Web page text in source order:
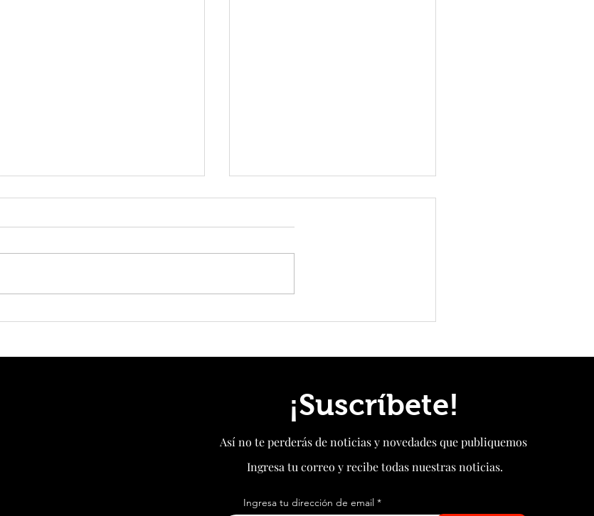
Huawei y Agrícola Santa Sara apuestan
transformar la agricultura chilena
China pone en operación la primera
patas tensadas del mundo
¡Suscríbete!
Así no te perderás de noticias y novedades que publiquemos
Ingresa tu correo y recibe todas nuestras noticias.
Ingresa tu dirección de email